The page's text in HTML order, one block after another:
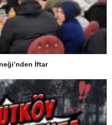
İftar